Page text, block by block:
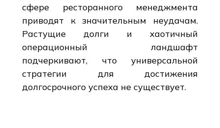
сфере ресторанного менеджмента
приводят к значительным неудачам.
Растущие долги и хаотичный
операционный ландшафт
подчеркивают, что универсальной
стратегии для достижения
долгосрочного успеха не существует.